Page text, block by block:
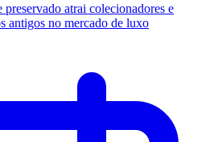
atrai colecionadores e
antigos no mercado de luxo